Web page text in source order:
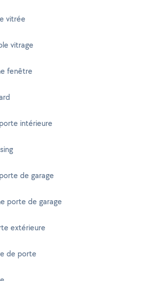
vitrée
vitrage
fenêtre
intérieure
de garage
porte de garage
extérieure
de porte